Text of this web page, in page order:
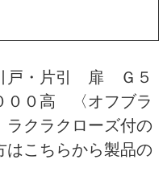
戸・片引 扉 Ｇ５
０高 〈オフブラ
クラクローズ付の
はこちらから製品の